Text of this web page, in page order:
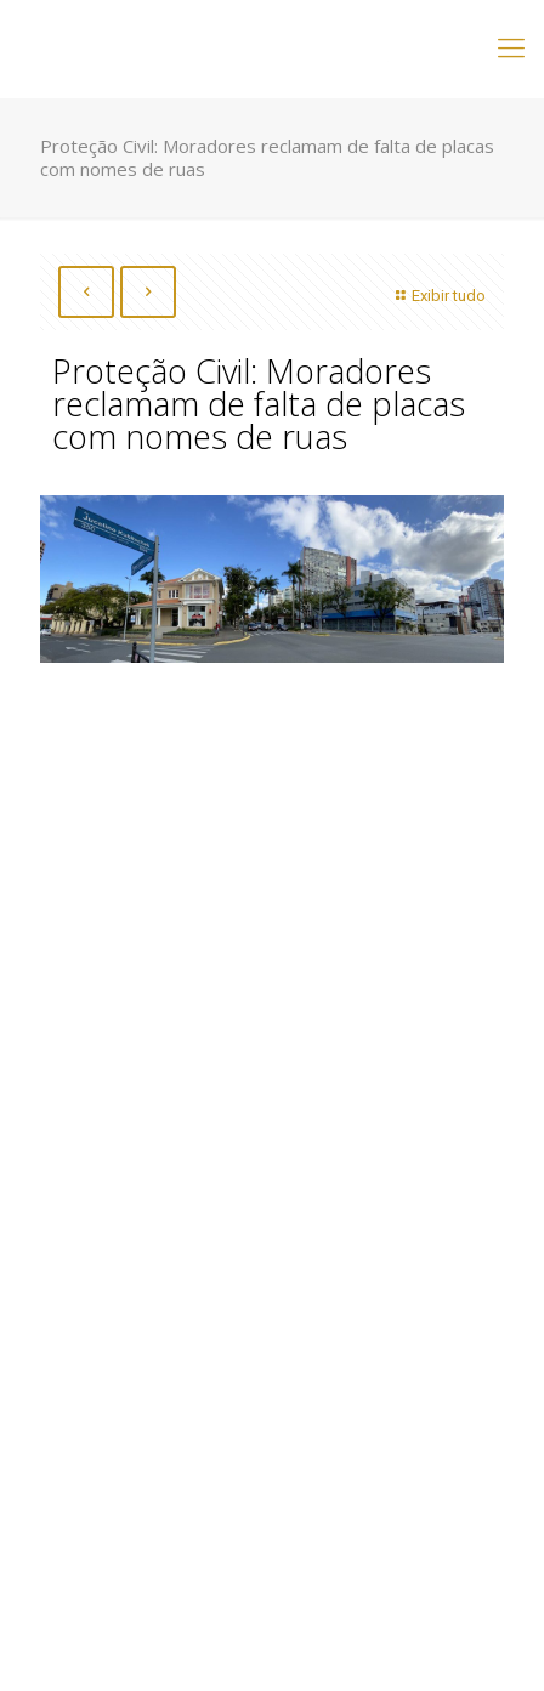
Proteção Civil: Moradores reclamam de falta de placas
com nomes de ruas
Exibir tudo
Proteção Civil: Moradores
reclamam de falta de placas
com nomes de ruas